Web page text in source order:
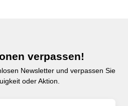
verpassen!
Newsletter und verpassen Sie
oder Aktion.